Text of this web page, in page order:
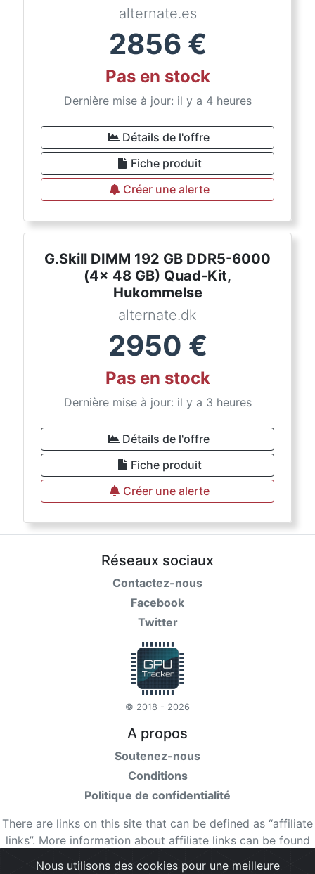
alternate.es
2856 €
Pas en stock
Dernière mise à jour: il y a 4 heures
Détails de l'offre
Fiche produit
Créer une alerte
G.Skill DIMM 192 GB DDR5-6000
(4x 48 GB) Quad-Kit,
Hukommelse
alternate.dk
2950 €
Pas en stock
Dernière mise à jour: il y a 3 heures
Détails de l'offre
Fiche produit
Créer une alerte
Réseaux sociaux
Contactez-nous
Facebook
Twitter
© 2018 - 2026
A propos
Soutenez-nous
Conditions
Politique de confidentialité
There are links on this site that can be defined as “affiliate
links”. More information about affiliate links can be found
Nous utilisons des cookies pour une meilleure